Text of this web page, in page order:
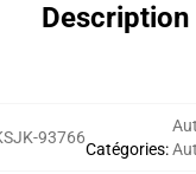
Description
93766
Catégories: